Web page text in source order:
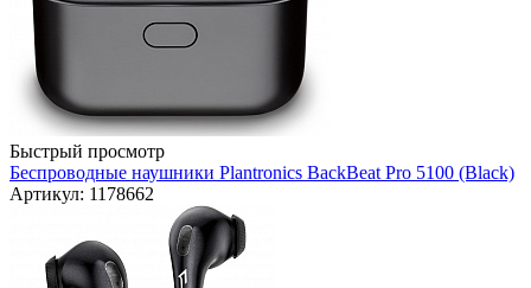
Быстрый просмотр
Беспроводные наушники Plantronics BackBeat Pro 5100 (Black)
Артикул: 1178662